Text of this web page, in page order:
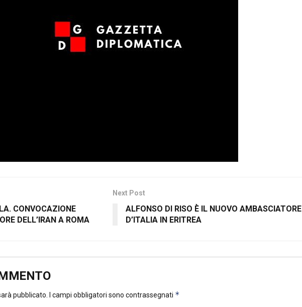
CONVOCAZIONE
DELL’IRAN A ROMA
Next Post
ALFONSO DI RISO È IL NUOVO AMBASCIATORE
D’ITALIA IN ERITREA
pubblicato. I campi obbligatori sono contrassegnati *